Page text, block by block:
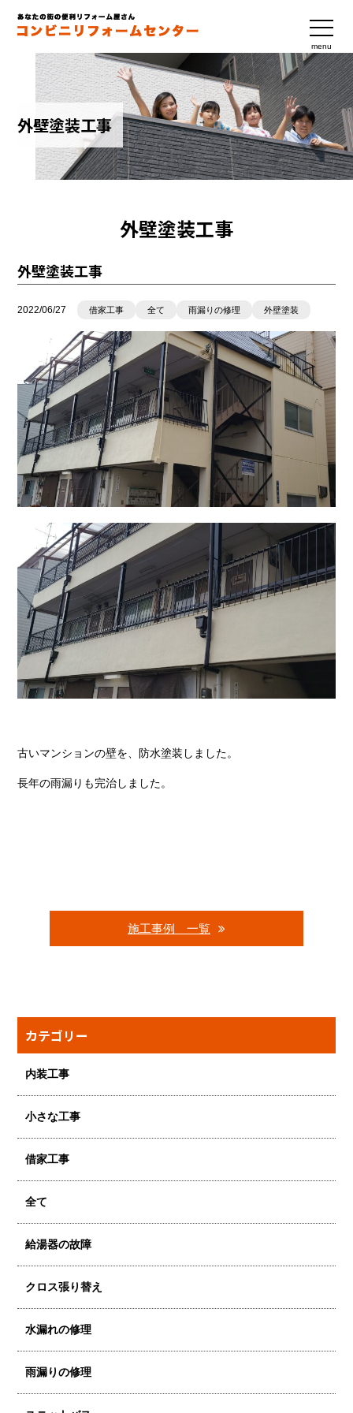
menu
外壁塗装工事
外壁塗装工事
外壁塗装工事
2022/06/27 借家工事 全て 雨漏りの修理 外壁塗装
古いマンションの壁を、防水塗装しました。
長年の雨漏りも完治しました。
施工事例 一覧
カテゴリー
内装工事
小さな工事
借家工事
全て
給湯器の故障
クロス張り替え
水漏れの修理
雨漏りの修理